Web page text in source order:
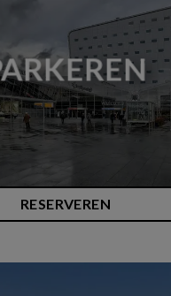
RESERVEREN